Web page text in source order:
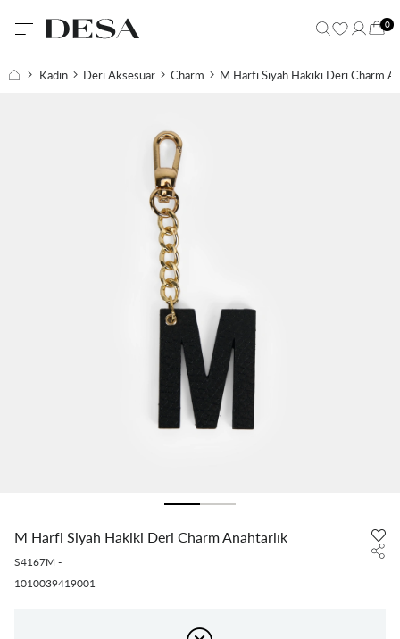
0
Kadın Deri Aksesuar Charm M Harfi Siyah Hakiki Deri Charm
M Harfi Siyah Hakiki Deri Charm Anahtarlık
S4167M -
1010039419001